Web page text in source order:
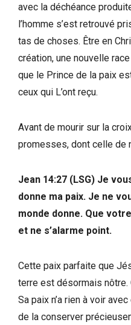
avec la déchéance
l’homme s’est retrouvé
tas de choses. Être en
création, une nouvelle
que le Prince de la paix
ceux qui L’ont reçu.
Avant de mourir sur la
promesses, dont celle de
Jean 14:27 (LSG) Je
donne ma paix. Je ne
monde donne. Que
et ne s’alarme point.
Cette paix parfaite que
terre est désormais nôtre.
Sa paix n’a rien à voir
de la conserver